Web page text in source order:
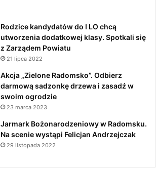
Rodzice kandydatów do I LO chcą
utworzenia dodatkowej klasy. Spotkali się
z Zarządem Powiatu
21 lipca 2022
Akcja „Zielone Radomsko”. Odbierz
darmową sadzonkę drzewa i zasadź w
swoim ogrodzie
23 marca 2023
Jarmark Bożonarodzeniowy w Radomsku.
Na scenie wystąpi Felicjan Andrzejczak
29 listopada 2022